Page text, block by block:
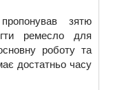
зятю
ремесло для
роботу та
достатньо часу